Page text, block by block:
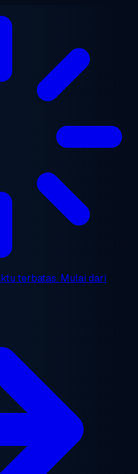
terbatas. Mulai dari